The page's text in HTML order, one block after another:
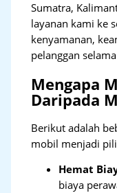
Sumatra,
layanan kami ke
kenyamanan,
pelanggan
Mengapa
Daripada
Berikut adalah
mobil menjadi
Hemat
biaya